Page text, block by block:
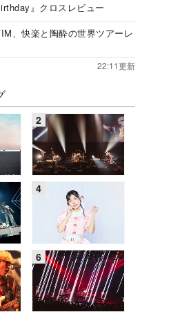
』クロスレビュー
、快楽と陶酔の世界ツアーレ
22:11更新